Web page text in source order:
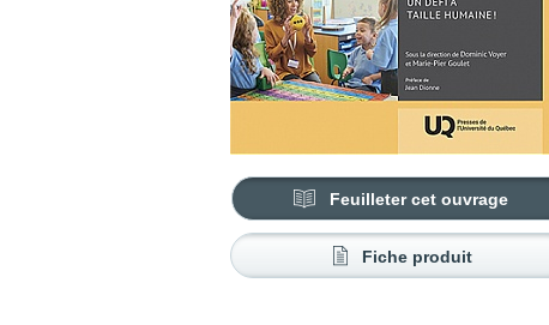
Feuilleter cet ouvrage
Fiche produit